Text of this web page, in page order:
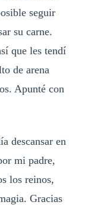
seguir
su carne.
que les tendí
de arena
Apunté con
en
mi padre,
los reinos,
Gracias